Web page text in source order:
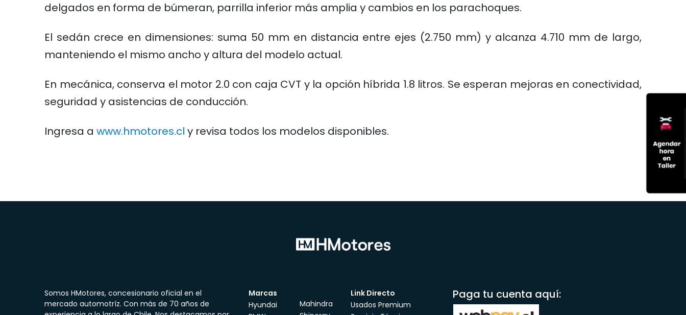
delgados en forma de búmeran, parrilla inferior más amplia y cambios en los parachoques.
El sedán crece en dimensiones: suma 50 mm en distancia entre ejes (2.750 mm) y alcanza 4.710 mm de largo,
manteniendo el mismo ancho y altura del modelo actual.
En mecánica, conserva el motor 2.0 con caja CVT y la opción híbrida 1.8 litros. Se esperan mejoras en conectividad,
seguridad y asistencias de conducción.
Ingresa a www.hmotores.cl y revisa todos los modelos disponibles.
Somos HMotores, concesionario oficial en el
mercado automotríz. Con más de 70 años de
Marcas
Hyundai
Mahindra
Link Directo
Usados Premium
Paga tu cuenta aquí: